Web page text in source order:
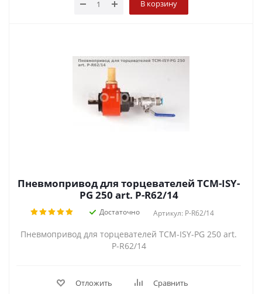
В корзину
Пневмопривод для торцевателей TCM-ISY-
PG 250 art. P-R62/14
Достаточно Артикул: P-R62/14
Пневмопривод для торцевателей TCM-ISY-PG 250 art.
P-R62/14
Отложить Сравнить